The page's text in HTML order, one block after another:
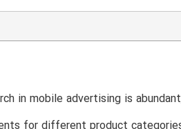
in mobile advertising is